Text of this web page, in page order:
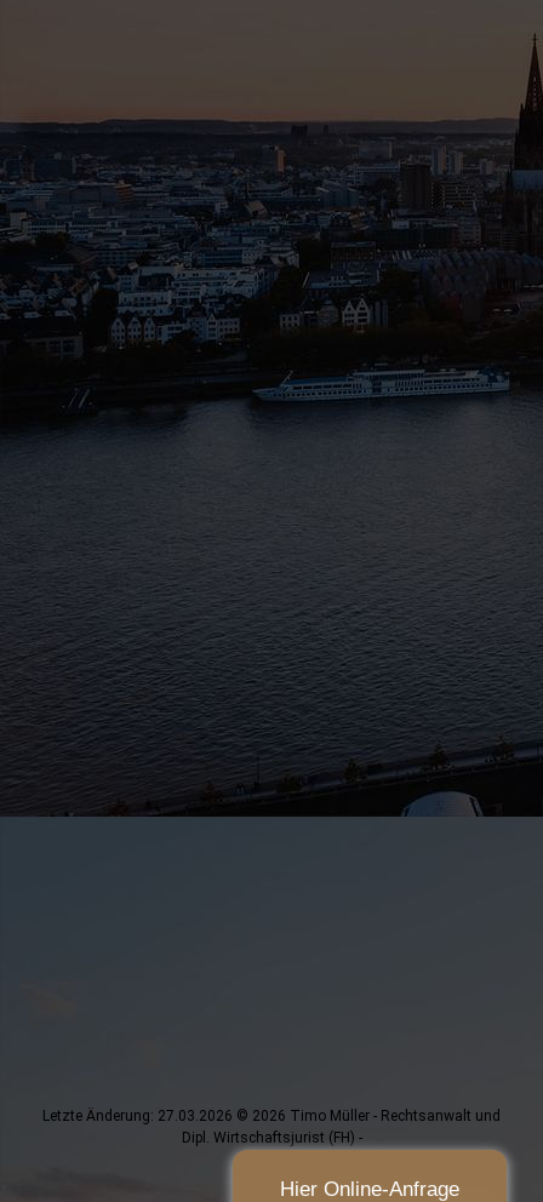
Letzte Änderung: 27.03.2026 © 2026 Timo Müller - Rechtsanwalt und
Dipl. Wirtschaftsjurist (FH) -
Hier Online-Anfrage